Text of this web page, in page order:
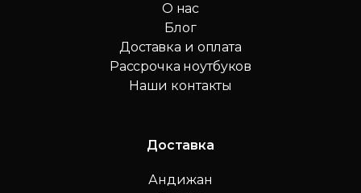
О нас
Блог
Доставка и оплата
Рассрочка ноутбуков
Наши контакты
Доставка
Андижан